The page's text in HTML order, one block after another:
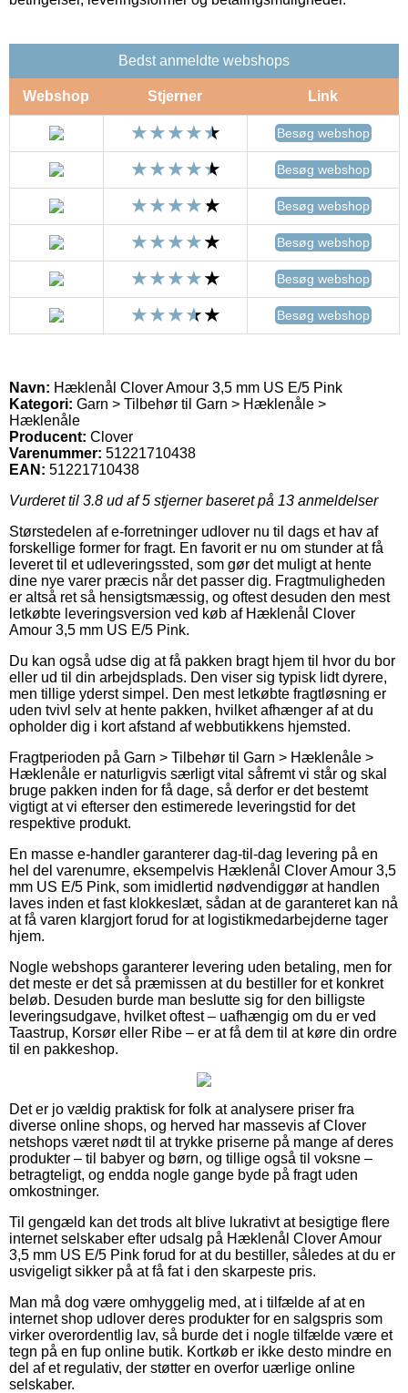
Bedst anmeldte webshops
Webshop Stjerner Link
Besøg webshop
Besøg webshop
Besøg webshop
Besøg webshop
Besøg webshop
Besøg webshop
Navn: Hæklenål Clover Amour 3,5 mm US E/5 Pink
Kategori: Garn > Tilbehør til Garn > Hæklenåle >
Hæklenåle
Producent: Clover
Varenummer: 51221710438
EAN: 51221710438
Vurderet til 3.8 ud af 5 stjerner baseret på 13 anmeldelser
Størstedelen af e-forretninger udlover nu til dags et hav af
forskellige former for fragt. En favorit er nu om stunder at få
leveret til et udleveringssted, som gør det muligt at hente
dine nye varer præcis når det passer dig. Fragtmuligheden
er altså ret så hensigtsmæssig, og oftest desuden den mest
letkøbte leveringsversion ved køb af Hæklenål Clover
Amour 3,5 mm US E/5 Pink.
Du kan også udse dig at få pakken bragt hjem til hvor du bor
eller ud til din arbejdsplads. Den viser sig typisk lidt dyrere,
men tillige yderst simpel. Den mest letkøbte fragtløsning er
uden tvivl selv at hente pakken, hvilket afhænger af at du
opholder dig i kort afstand af webbutikkens hjemsted.
Fragtperioden på Garn > Tilbehør til Garn > Hæklenåle >
Hæklenåle er naturligvis særligt vital såfremt vi står og skal
bruge pakken inden for få dage, så derfor er det bestemt
vigtigt at vi efterser den estimerede leveringstid for det
respektive produkt.
En masse e-handler garanterer dag-til-dag levering på en
hel del varenumre, eksempelvis Hæklenål Clover Amour 3,5
mm US E/5 Pink, som imidlertid nødvendiggør at handlen
laves inden et fast klokkeslæt, sådan at de garanteret kan nå
at få varen klargjort forud for at logistikmedarbejderne tager
hjem.
Nogle webshops garanterer levering uden betaling, men for
det meste er det så præmissen at du bestiller for et konkret
beløb. Desuden burde man beslutte sig for den billigste
leveringsudgave, hvilket oftest – uafhængig om du er ved
Taastrup, Korsør eller Ribe – er at få dem til at køre din ordre
til en pakkeshop.
Det er jo vældig praktisk for folk at analysere priser fra
diverse online shops, og herved har massevis af Clover
netshops været nødt til at trykke priserne på mange af deres
produkter – til babyer og børn, og tillige også til voksne –
betragteligt, og endda nogle gange byde på fragt uden
omkostninger.
Til gengæld kan det trods alt blive lukrativt at besigtige flere
internet selskaber efter udsalg på Hæklenål Clover Amour
3,5 mm US E/5 Pink forud for at du bestiller, således at du er
usvigeligt sikker på at få fat i den skarpeste pris.
Man må dog være omhyggelig med, at i tilfælde af at en
internet shop udlover deres produkter for en salgspris som
virker overordentlig lav, så burde det i nogle tilfælde være et
tegn på en fup online butik. Kortkøb er ikke desto mindre en
del af et regulativ, der støtter en overfor uærlige online
selskaber.